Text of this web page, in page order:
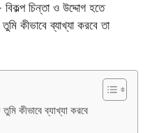
চিন্তা ও উদ্দোগ হতে
কীভাবে ব্যাখ্যা করবে তা
কীভাবে ব্যাখ্যা করবে